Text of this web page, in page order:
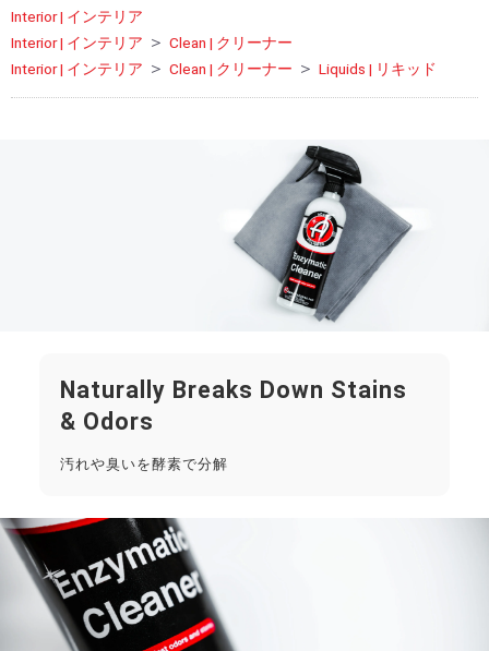
Interior | インテリア
Interior | インテリア ＞ Clean | クリーナー
Interior | インテリア ＞ Clean | クリーナー ＞ Liquids | リキッド
Naturally Breaks Down Stains
& Odors
汚れや臭いを酵素で分解